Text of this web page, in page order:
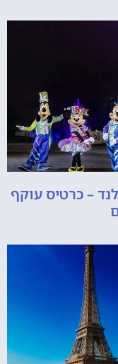
– כרטיס עוקף